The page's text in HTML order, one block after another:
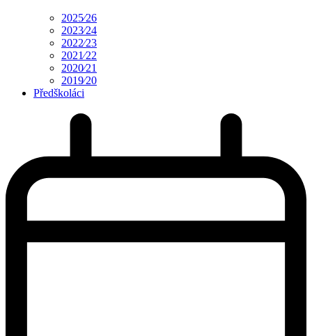
2025⁄26
2023⁄24
2022⁄23
2021⁄22
2020⁄21
2019⁄20
Předškoláci